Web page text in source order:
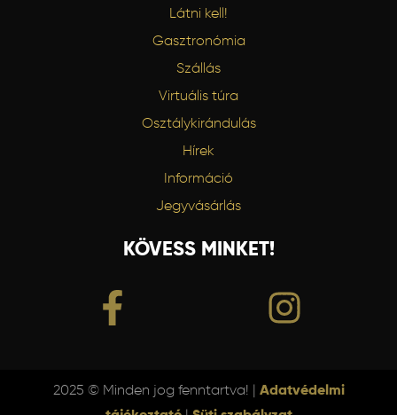
Látni kell!
Gasztronómia
Szállás
Virtuális túra
Osztálykirándulás
Hírek
Információ
Jegyvásárlás
KÖVESS MINKET!
2025 © Minden jog fenntartva! | Adatvédelmi